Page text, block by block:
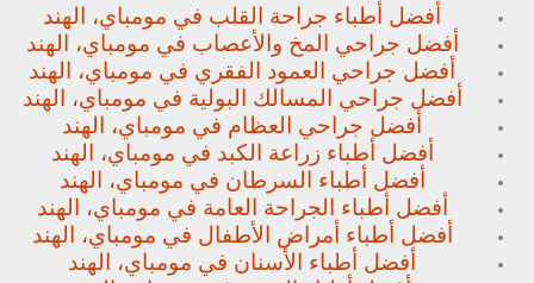
أفضل أطباء جراحة القلب في مومباي، الهند
أفضل جراحي المخ والأعصاب في مومباي، الهند
أفضل جراحي العمود الفقري في مومباي، الهند
أفضل جراحي المسالك البولية في مومباي، الهند
أفضل جراحي العظام في مومباي، الهند
أفضل أطباء زراعة الكبد في مومباي، الهند
أفضل أطباء السرطان في مومباي، الهند
أفضل أطباء الجراحة العامة في مومباي، الهند
أفضل أطباء أمراض الأطفال في مومباي، الهند
أفضل أطباء الأسنان في مومباي، الهند